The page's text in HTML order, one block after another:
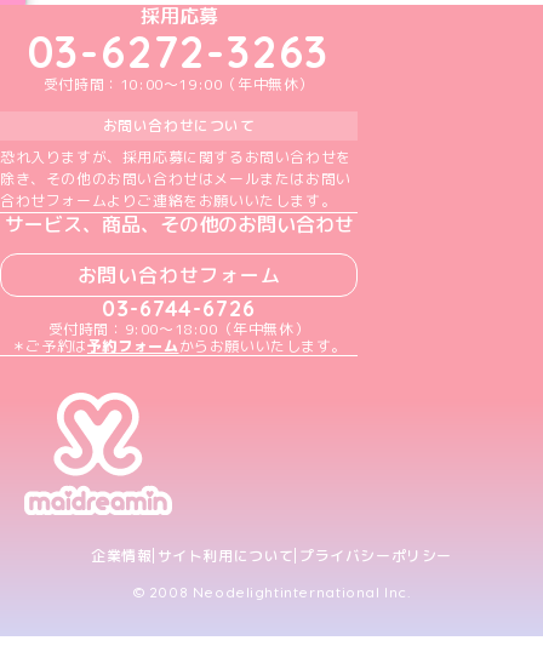
めいどりーみんTikTok公式アカウント
めいどりーみんX公式アカウント
めいどりーみんInstagram公式アカウント
めいどりーみんFacebook公式アカウン
めいどりーみんYouTube公式アカ
採用応募
03-6272-3263
受付時間：10:00～19:00（年中無休）
お問い合わせについて
恐れ入りますが、採用応募に関するお問い合わせを
除き、その他のお問い合わせはメールまたはお問い
合わせフォームよりご連絡をお願いいたします。
サービス、商品、その他のお問い合わせ
お問い合わせフォーム
03-6744-6726
受付時間：9:00～18:00（年中無休）
＊ご予約は予約フォームからお願いいたします。
企業情報 サイト利用について プライバシーポリシー
© 2008 Neodelightinternational Inc.